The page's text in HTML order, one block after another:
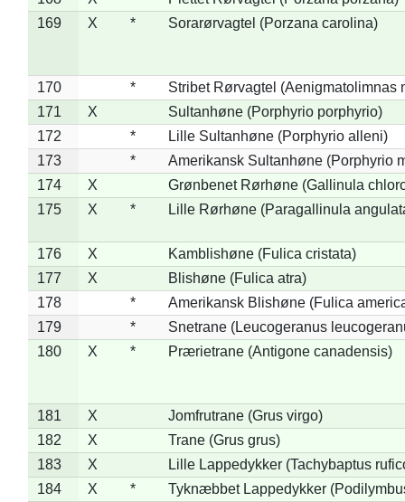
169
X * Sorarørvagtel (Porzana carolina)
170 *
Stribet Rørvagtel (Aenigmatolimnas
171
X
Sultanhøne (Porphyrio porphyrio)
172
*
Lille Sultanhøne (Porphyrio alleni)
173
*
Amerikansk Sultanhøne (Porphyrio
174
X
Grønbenet Rørhøne (Gallinula
175
X * Lille Rørhøne (Paragallinula
176 X
Kamblishøne (Fulica cristata)
177
X
Blishøne (Fulica atra)
178
*
Amerikansk Blishøne (Fulica
179
*
Snetrane (Leucogeranus
180
X * Prærietrane (Antigone canadensis)
181 X
Jomfrutrane (Grus virgo)
182
X
Trane (Grus grus)
183
X
Lille Lappedykker (Tachybaptus
184
X *
Tyknæbbet Lappedykker